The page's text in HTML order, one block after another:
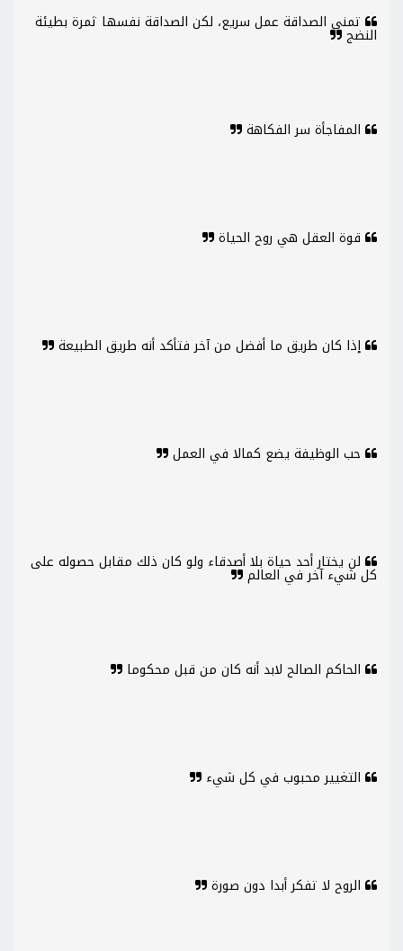
تمني الصداقة عمل سريع، لكن الصداقة نفسها ثمرة بطيئة
النضج
المفاجأة سر الفكاهة
قوة العقل هي روح الحياة
إذا كان طريق ما أفضل من آخر فتأكد أنه طريق الطبيعة
حب الوظيفة يضع كمالا في العمل
لن يختار أحد حياة بلا أصدقاء ولو كان ذلك مقابل حصوله على
كل شيء آخر في العالم
الحاكم الصالح لابد أنه كان من قبل محكوما
التغيير محبوب في كل شيء
الروح لا تفكر أبدا دون صورة